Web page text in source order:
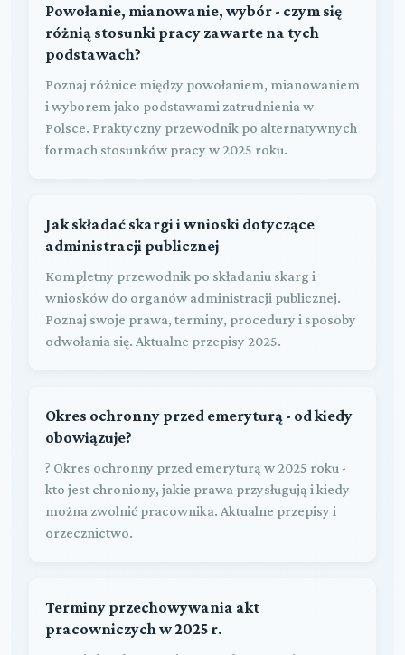
Powołanie, mianowanie, wybór - czym się
różnią stosunki pracy zawarte na tych
podstawach?
Poznaj różnice między powołaniem, mianowaniem
i wyborem jako podstawami zatrudnienia w
Polsce. Praktyczny przewodnik po alternatywnych
formach stosunków pracy w 2025 roku.
Jak składać skargi i wnioski dotyczące
administracji publicznej
Kompletny przewodnik po składaniu skarg i
wniosków do organów administracji publicznej.
Poznaj swoje prawa, terminy, procedury i sposoby
odwołania się. Aktualne przepisy 2025.
Okres ochronny przed emeryturą - od kiedy
obowiązuje?
? Okres ochronny przed emeryturą w 2025 roku -
kto jest chroniony, jakie prawa przysługują i kiedy
można zwolnić pracownika. Aktualne przepisy i
orzecznictwo.
Terminy przechowywania akt
pracowniczych w 2025 r.